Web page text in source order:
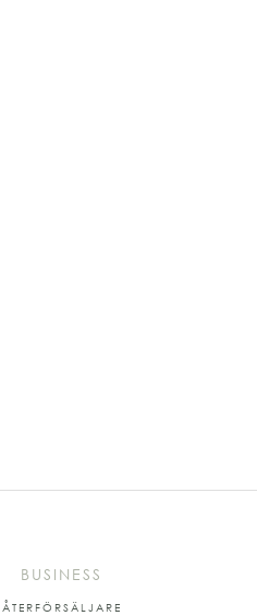
BUSINESS
ÅTERFÖRSÄLJARE